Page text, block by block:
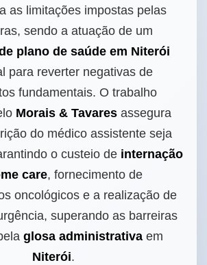
as limitações impostas pelas
sendo a atuação de um
plano de saúde em Niterói
para reverter negativas de
fundamentais. O trabalho
Morais & Tavares assegura
do médico assistente seja
o custeio de internação
care, fornecimento de
oncológicos e a realização de
superando as barreiras
glosa administrativa em
Niterói.